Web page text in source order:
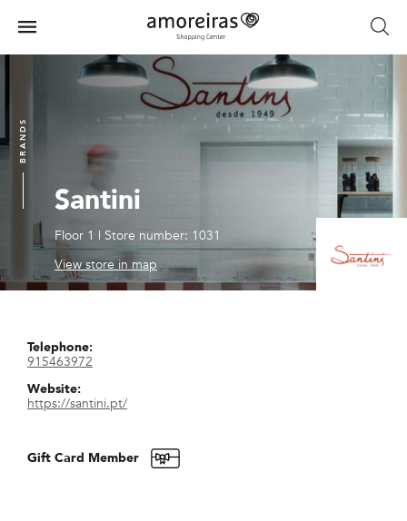
main
content
Home
Menu
Santini
Floor 1 | Store number: 1031
View store in map
BRANDS
Telephone:
915463972
Website:
https://santini.pt/
Gift Card Member